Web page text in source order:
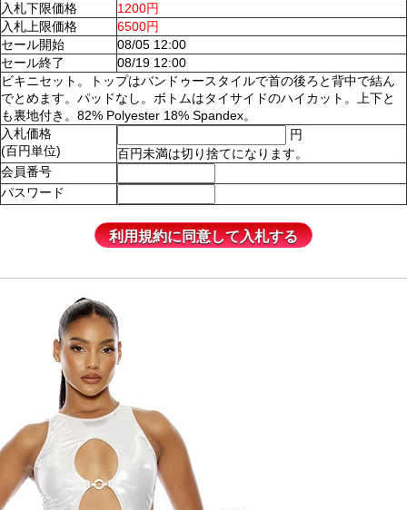
入札下限価格
1200円
入札上限価格
6500円
セール開始
08/05 12:00
セール終了
08/19 12:00
ビキニセット。トップはバンドゥースタイルで首の後ろと背中で結ん
でとめます。パッドなし。ボトムはタイサイドのハイカット。上下と
も裏地付き。82% Polyester 18% Spandex。
入札価格
(百円単位)
円
百円未満は切り捨てになります。
会員番号
パスワード